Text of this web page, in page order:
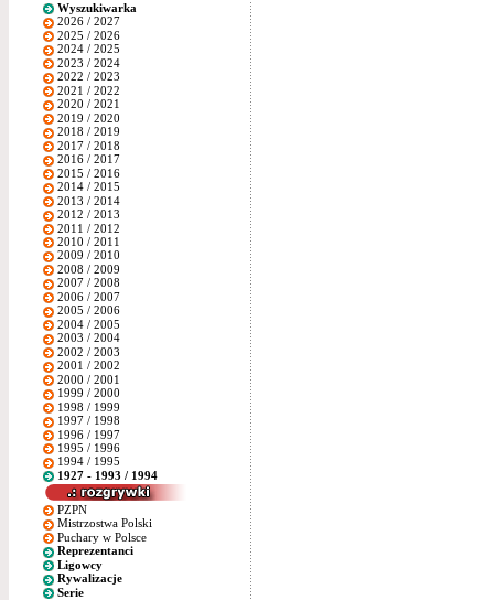
Wyszukiwarka
2026 / 2027
2025 / 2026
2024 / 2025
2023 / 2024
2022 / 2023
2021 / 2022
2020 / 2021
2019 / 2020
2018 / 2019
2017 / 2018
2016 / 2017
2015 / 2016
2014 / 2015
2013 / 2014
2012 / 2013
2011 / 2012
2010 / 2011
2009 / 2010
2008 / 2009
2007 / 2008
2006 / 2007
2005 / 2006
2004 / 2005
2003 / 2004
2002 / 2003
2001 / 2002
2000 / 2001
1999 / 2000
1998 / 1999
1997 / 1998
1996 / 1997
1995 / 1996
1994 / 1995
1927 - 1993 / 1994
PZPN
Mistrzostwa Polski
Puchary w Polsce
Reprezentanci
Ligowcy
Rywalizacje
Serie